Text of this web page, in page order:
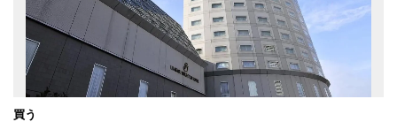
買う